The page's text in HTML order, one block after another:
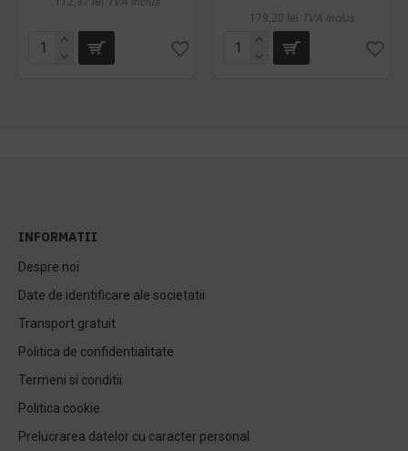
179,20 lei TVA inclus
INFORMATII
Despre noi
Date de identificare ale societatii
Transport gratuit
Politica de confidentialitate
Termeni si conditii
Politica cookie
Prelucrarea datelor cu caracter personal